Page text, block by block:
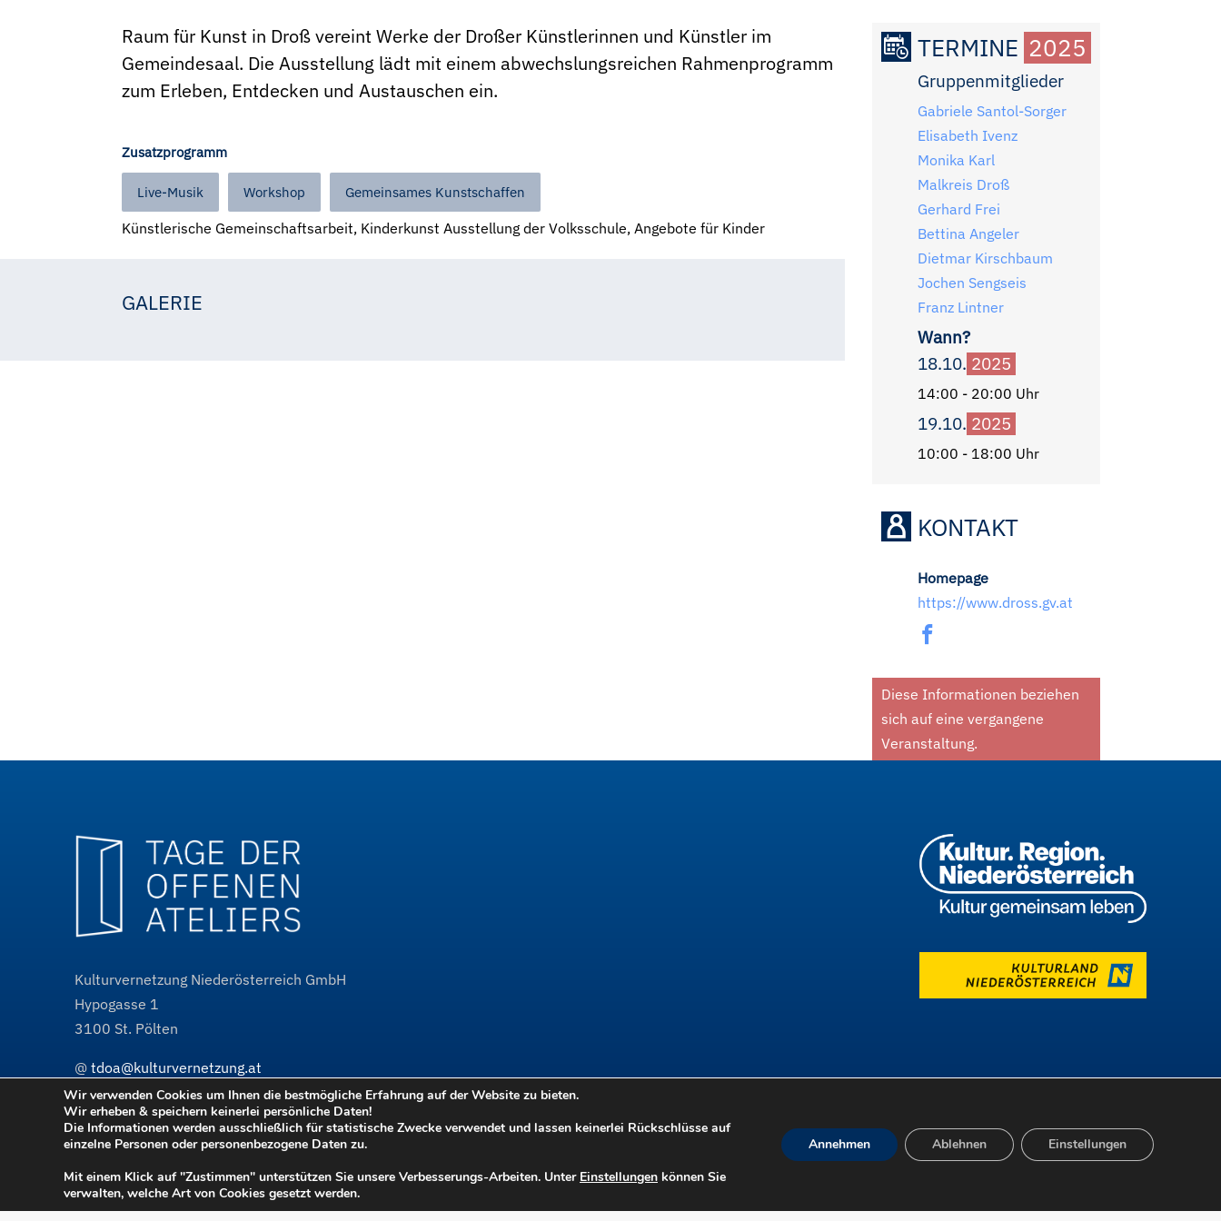
Raum für Kunst in Droß vereint Werke der Droßer Künstlerinnen und Künstler im
Gemeindesaal. Die Ausstellung lädt mit einem abwechslungsreichen Rahmenprogramm
zum Erleben, Entdecken und Austauschen ein.
Zusatzprogramm
Live-Musik Workshop Gemeinsames Kunstschaffen
Künstlerische Gemeinschaftsarbeit, Kinderkunst Ausstellung der Volksschule, Angebote für Kinder
GALERIE
TERMINE 2025
Gruppenmitglieder
Gabriele Santol-Sorger
Elisabeth Ivenz
Monika Karl
Malkreis Droß
Gerhard Frei
Bettina Angeler
Dietmar Kirschbaum
Jochen Sengseis
Franz Lintner
Wann?
18.10. 2025
14:00 - 20:00 Uhr
19.10. 2025
10:00 - 18:00 Uhr
KONTAKT
Homepage
https://www.dross.gv.at
Diese Informationen beziehen
sich auf eine vergangene
Veranstaltung.
Kulturvernetzung Niederösterreich GmbH
Hypogasse 1
3100 St. Pölten
@ tdoa@kulturvernetzung.at
w³www.kulturvernetzung.at
w³www.tdoa.atProjektauftritt
Wir verwenden Cookies um Ihnen die bestmögliche Erfahrung auf der Website zu bieten.
Wir erheben & speichern keinerlei persönliche Daten!
Die Informationen werden ausschließlich für statistische Zwecke verwendet und lassen keinerlei Rückschlüsse auf
einzelne Personen oder personenbezogene Daten zu.
Mit einem Klick auf "Zustimmen" unterstützen Sie unsere Verbesserungs-Arbeiten. Unter Einstellungen können Sie
verwalten, welche Art von Cookies gesetzt werden.
Annehmen Ablehnen Einstellungen